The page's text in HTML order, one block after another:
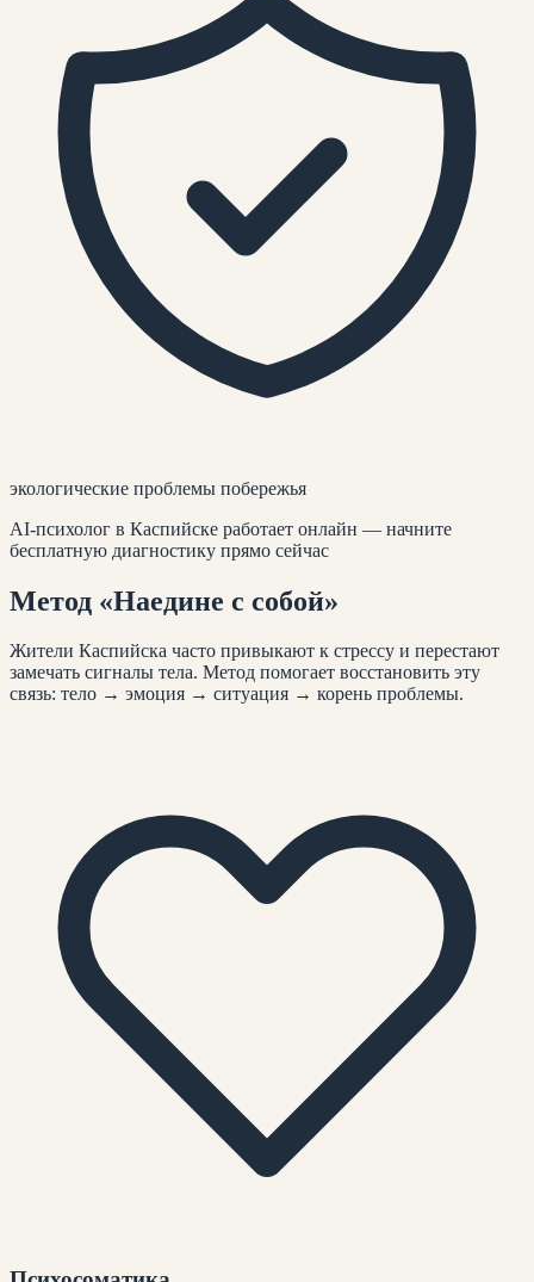
экологические проблемы побережья
AI-психолог в Каспийске работает онлайн — начните
бесплатную диагностику прямо сейчас
Метод «Наедине с собой»
Жители Каспийска часто привыкают к стрессу и перестают
замечать сигналы тела. Метод помогает восстановить эту
связь: тело → эмоция → ситуация → корень проблемы.